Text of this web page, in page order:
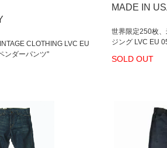
CLOTHING LVC EU
ンダーパンツ"
MADE IN
世界限定250枚
ジング LVC EU
SOLD OUT